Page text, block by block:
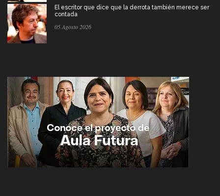
El escritor que dice que la derrota también merece ser
contada
05 Agosto 2026